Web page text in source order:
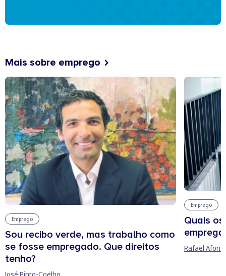
Mais sobre emprego
Emprego
Sou recibo verde, mas trabalho como
se fosse empregado. Que direitos
tenho?
Emprego
Quais
Rafael